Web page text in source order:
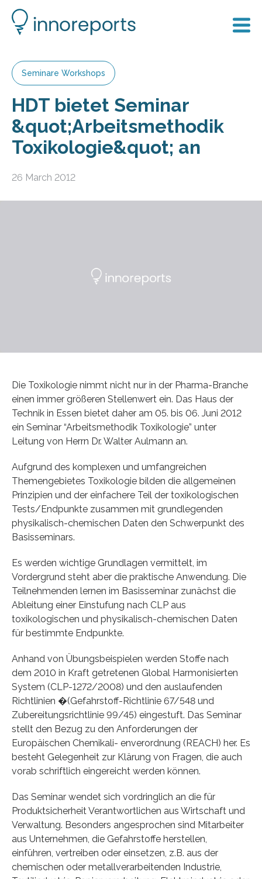
Seminare Workshops
HDT bietet Seminar
&quot;Arbeitsmethodik
Toxikologie&quot; an
26 March 2012
Die Toxikologie nimmt nicht nur in der Pharma-Branche
einen immer größeren Stellenwert ein. Das Haus der
Technik in Essen bietet daher am 05. bis 06. Juni 2012
ein Seminar “Arbeitsmethodik Toxikologie” unter
Leitung von Herrn Dr. Walter Aulmann an.
Aufgrund des komplexen und umfangreichen
Themengebietes Toxikologie bilden die allgemeinen
Prinzipien und der einfachere Teil der toxikologischen
Tests/Endpunkte zusammen mit grundlegenden
physikalisch-chemischen Daten den Schwerpunkt des
Basisseminars.
Es werden wichtige Grundlagen vermittelt, im
Vordergrund steht aber die praktische Anwendung. Die
Teilnehmenden lernen im Basisseminar zunächst die
Ableitung einer Einstufung nach CLP aus
toxikologischen und physikalisch-chemischen Daten
für bestimmte Endpunkte.
Anhand von Übungsbeispielen werden Stoffe nach
dem 2010 in Kraft getretenen Global Harmonisierten
System (CLP-1272/2008) und den auslaufenden
Richtlinien �(Gefahrstoff-Richtlinie 67/548 und
Zubereitungsrichtlinie 99/45) eingestuft. Das Seminar
stellt den Bezug zu den Anforderungen der
Europäischen Chemikali- enverordnung (REACH) her. Es
besteht Gelegenheit zur Klärung von Fragen, die auch
vorab schriftlich eingereicht werden können.
Das Seminar wendet sich vordringlich an die für
Produktsicherheit Verantwortlichen aus Wirtschaft und
Verwaltung. Besonders angesprochen sind Mitarbeiter
aus Unternehmen, die Gefahrstoffe herstellen,
einführen, vertreiben oder einsetzen, z.B. aus der
chemischen oder metallverarbeitenden Industrie,